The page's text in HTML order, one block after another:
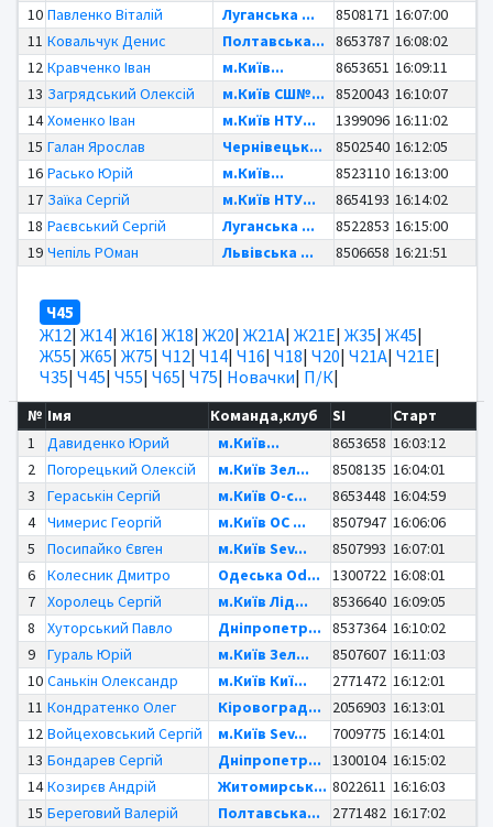
10 Павленко Віталій Луганська ... 8508171 16:07:00
11 Ковальчук Денис Полтавська... 8653787 16:08:02
12 Кравченко Іван м.Київ... 8653651 16:09:11
13 Загрядський Олексій м.Київ СШ№... 8520043 16:10:07
14 Хоменко Іван м.Київ НТУ... 1399096 16:11:02
15 Галан Ярослав Чернівецьк... 8502540 16:12:05
16 Расько Юрій м.Київ... 8523110 16:13:00
17 Заїка Сергій м.Київ НТУ... 8654193 16:14:02
18 Раєвський Сергій Луганська ... 8522853 16:15:00
19 Чепіль РОман Львівська ... 8506658 16:21:51
Ч45
Ж12| Ж14| Ж16| Ж18| Ж20| Ж21А| Ж21Е| Ж35| Ж45|
Ж55| Ж65| Ж75| Ч12| Ч14| Ч16| Ч18| Ч20| Ч21А| Ч21Е|
Ч35| Ч45| Ч55| Ч65| Ч75| Новачки| П/К|
№ Імя Команда,клуб SI
Старт
1
Давиденко Юрий м.Київ... 8653658 16:03:12
2
Погорецький Олексій м.Київ Зел... 8508135 16:04:01
3
Гераськін Сергій м.Київ O-c... 8653448 16:04:59
4
Чимерис Георгій м.Київ OC ... 8507947 16:06:06
5
Посипайко Євген м.Київ Sev... 8507993 16:07:01
6
Колесник Дмитро Одеська Od... 1300722 16:08:01
7
Хоролець Сергій м.Київ Лід... 8536640 16:09:05
8
Хуторський Павло Дніпропетр... 8537364 16:10:02
9
Гураль Юрій м.Київ Зел... 8507607 16:11:03
10 Санькін Олександр м.Київ Киї... 2771472 16:12:01
11 Кондратенко Олег Кіровоград... 2056903 16:13:01
12 Войцеховський Сергій м.Київ Sev... 7009775 16:14:01
13 Бондарев Сергій Дніпропетр... 1300104 16:15:02
14 Козирєв Андрій Житомирськ... 8022611 16:16:03
15 Береговий Валерій Полтавська... 2771482 16:17:02